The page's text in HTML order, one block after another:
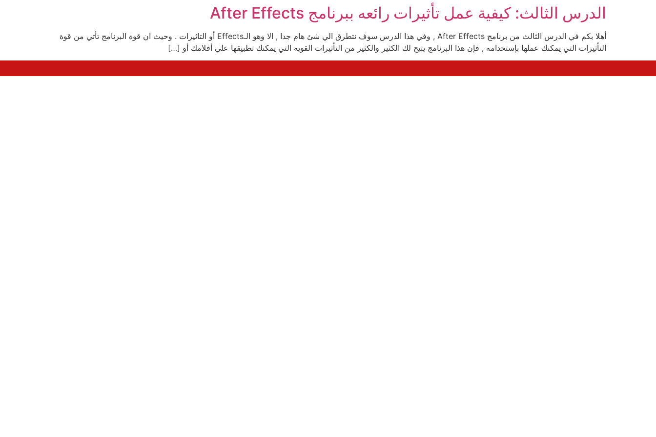
الدرس الثالث: كيفية عمل تأثيرات رائعه ببرنامج After Effects
أهلا بكم في الدرس الثالث من برنامج After Effects , وفي هذا الدرس سوف نتطرق الي شئ هام جدا , الا وهو الـEffects أو التاثيرات . وحيث ان قوة البرنامج تأتي من قوة
التأثيرات التي يمكنك عملها بإستخدامه , فإن هذا البرنامج يتيح لك الكثير والكثير من التأثيرات القويه التي يمكنك تطبيقها علي أفلامك أو […]